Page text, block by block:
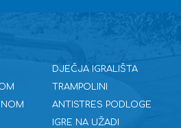
DJEČJA IGRALIŠTA
TRAMPOLINI
ANTISTRES PODLOGE
IGRE NA UŽADI